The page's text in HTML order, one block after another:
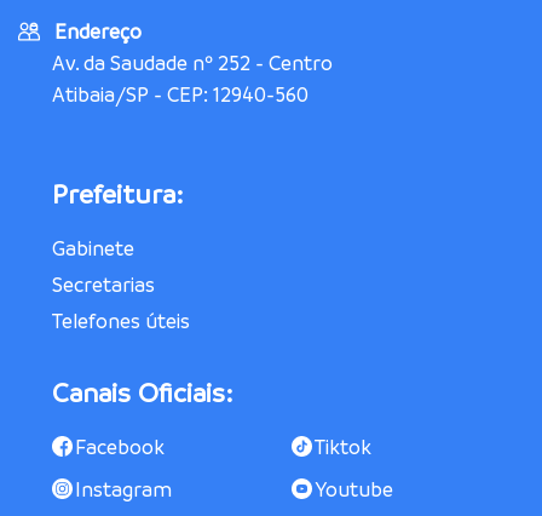
Endereço
Av. da Saudade nº 252 - Centro
Atibaia/SP - CEP: 12940-560
Prefeitura:
Gabinete
Secretarias
Telefones úteis
Canais Oficiais:
Facebook
Tiktok
Instagram
Youtube